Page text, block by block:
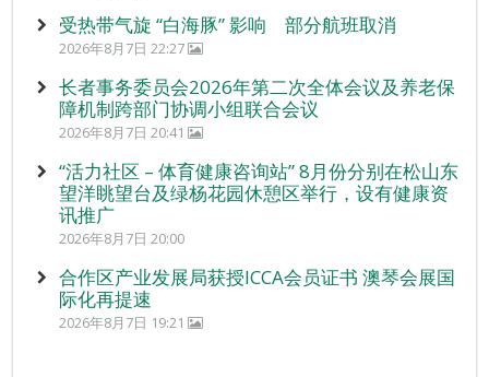
受热带气旋 “白海豚” 影响 部分航班取消
2026年8月7日 22:27
长者事务委员会2026年第二次全体会议及养老保
障机制跨部门协调小组联合会议
2026年8月7日 20:41
“活力社区 – 体育健康咨询站” 8月份分别在松山东
望洋眺望台及绿杨花园休憩区举行，设有健康资
讯推广
2026年8月7日 20:00
合作区产业发展局获授ICCA会员证书 澳琴会展国
际化再提速
2026年8月7日 19:21